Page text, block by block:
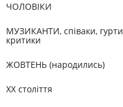
ЧОЛОВІКИ
МУЗИКАНТИ, співаки,
критики
ЖОВТЕНЬ (народились)
XX століття